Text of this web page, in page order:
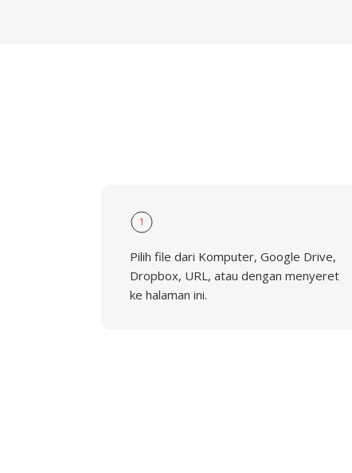
1
Pilih file dari Komputer, Google Drive,
Dropbox, URL, atau dengan menyeret
ke halaman ini.